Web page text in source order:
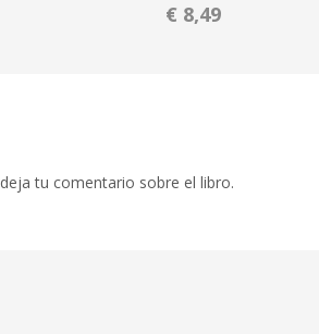
€ 8,49
deja tu comentario sobre el libro.